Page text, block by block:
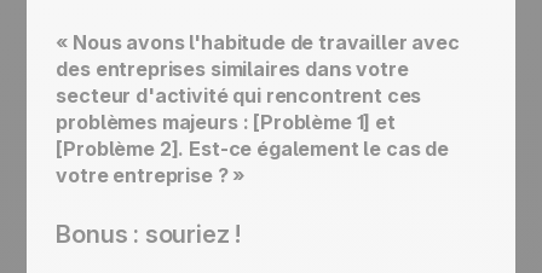
« Nous avons l'habitude de travailler avec
des entreprises similaires dans votre
secteur d'activité qui rencontrent ces
problèmes majeurs : [Problème 1] et
[Problème 2]. Est-ce également le cas de
votre entreprise ? »
Bonus : souriez !